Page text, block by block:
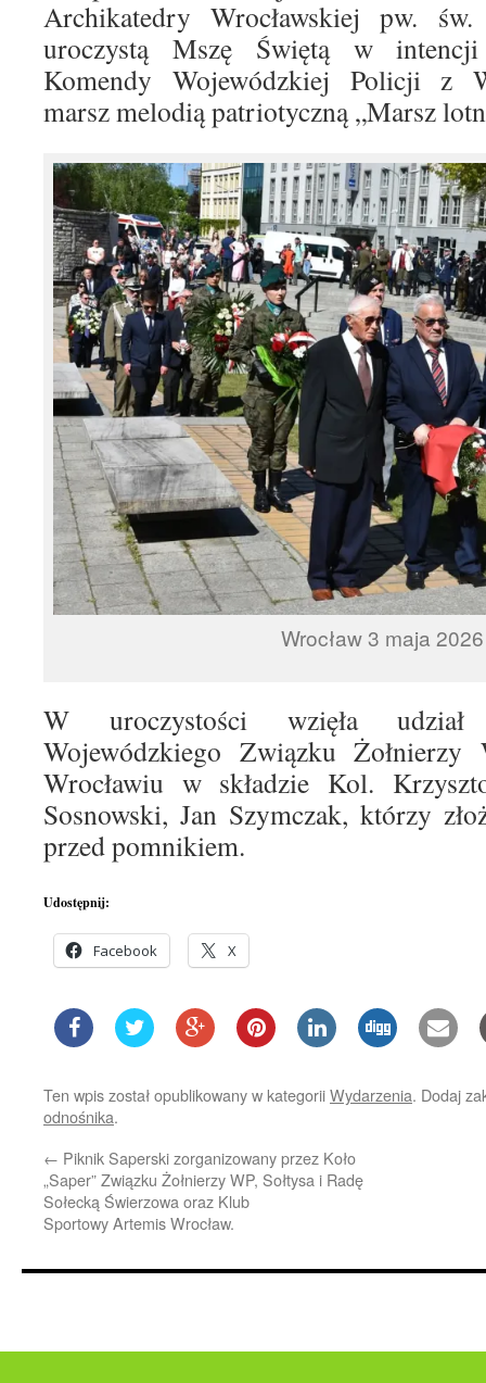
Archikatedry Wrocławskiej pw.
uroczystą Mszę Świętą w
Komendy Wojewódzkiej Policji z
marsz melodią patriotyczną „Marsz
Wrocław 3 maja
W uroczystości wzięła udział
Wojewódzkiego Związku Żołnierzy
Wrocławiu w składzie Kol.
Sosnowski, Jan Szymczak, którzy
przed pomnikiem.
Udostępnij:
Facebook X
Ten wpis został opublikowany w kategoriiWydarzenia. Dodaj
odnośnika.
← Piknik Saperski zorganizowany przez Koło
„Saper” Związku Żołnierzy WP, Sołtysa i Radę
Sołecką Świerzowa oraz Klub
Sportowy Artemis Wrocław.